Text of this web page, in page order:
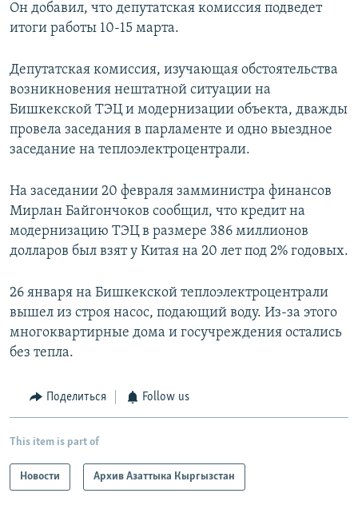
Он добавил, что депутатская комиссия подведет
итоги работы 10-15 марта.
Депутатская комиссия, изучающая обстоятельства
возникновения нештатной ситуации на
Бишкекской ТЭЦ и модернизации объекта, дважды
провела заседания в парламенте и одно выездное
заседание на теплоэлектроцентрали.
На заседании 20 февраля замминистра финансов
Мирлан Байгончоков сообщил, что кредит на
модернизацию ТЭЦ в размере 386 миллионов
долларов был взят у Китая на 20 лет под 2% годовых.
26 января на Бишкекской теплоэлектроцентрали
вышел из строя насос, подающий воду. Из-за этого
многоквартирные дома и госучреждения остались
без тепла.
Поделиться Follow us
This item is part of
Новости Архив Азаттыка Кыргызстан